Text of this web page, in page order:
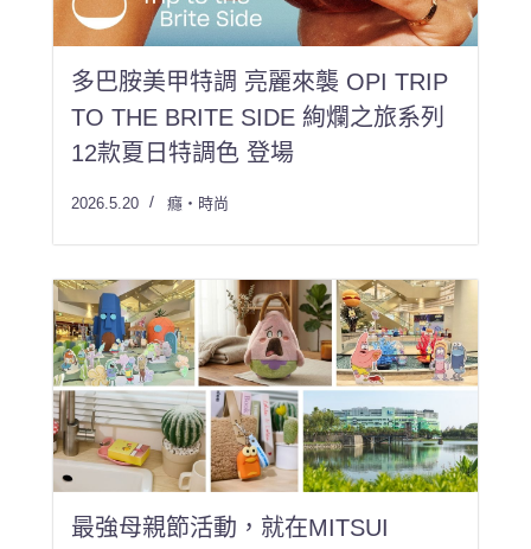
多巴胺美甲特調 亮麗來襲 OPI TRIP
TO THE BRITE SIDE 絢爛之旅系列
12款夏日特調色 登場
2026.5.20 癮・時尚
最強母親節活動，就在MITSUI